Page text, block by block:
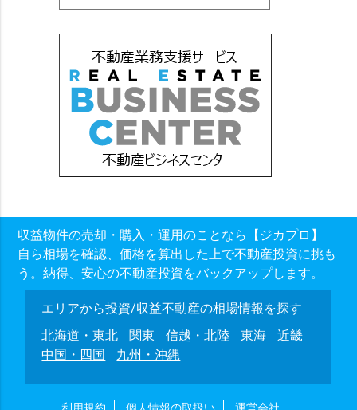
収益物件の売却・購入・運用のことなら【ジカプロ】
自ら相場を確認、価格を算出した上で不動産投資に挑も
う。納得、安心の不動産投資をバックアップします。
エリアから投資/収益不動産の相場情報を探す
北海道・東北
関東 信越・北陸 東海
近畿
中国・四国
九州・沖縄